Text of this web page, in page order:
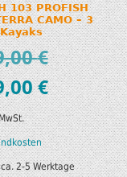
103 PROFISH
CAMO – 3
€
€
ca. 2-5 Werktage